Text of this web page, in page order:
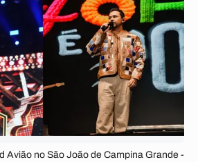
Avião no São João de Campina Grande -